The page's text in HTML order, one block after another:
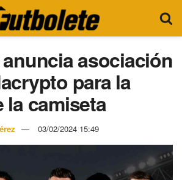
asociación
para la
la camiseta
03/02/2024 15:49